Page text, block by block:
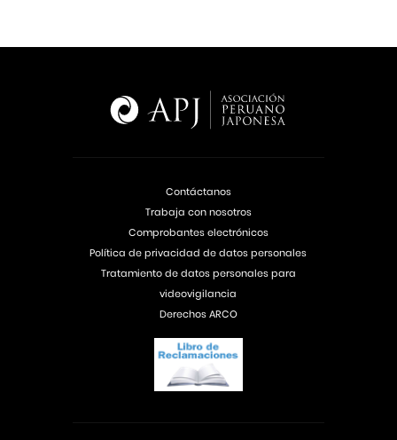
Contáctanos
Trabaja con nosotros
Comprobantes electrónicos
Política de privacidad de datos personales
Tratamiento de datos personales para
videovigilancia
Derechos ARCO